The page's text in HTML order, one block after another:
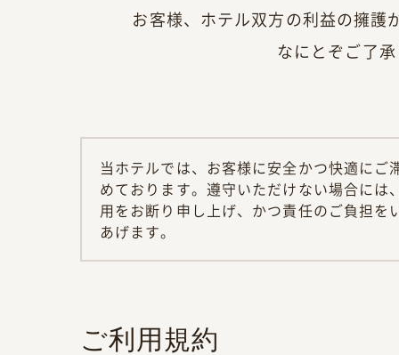
お客様、ホテル双方の利益の擁護
なにとぞご了
当ホテルでは、お客様に安全かつ快適に
めております。遵守いただけない場合に
用をお断り申し上げ、かつ責任のご負担
あげます。
ご利用規約